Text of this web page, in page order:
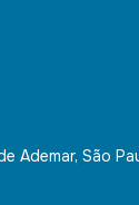
Ademar, São